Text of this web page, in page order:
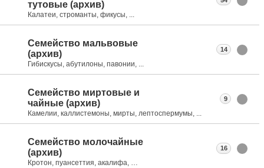
тутовые (архив)
Калатеи, строманты, фикусы, ...
Семейство мальвовые
(архив)
Гибискусы, абутилоны, павонии, ...
14
Семейство миртовые и
чайные (архив)
Камелии, каллистемоны, мирты, лептоспермумы, ...
9
Семейство молочайные
(архив)
Кротон, пуансеттия, акалифа, …
16